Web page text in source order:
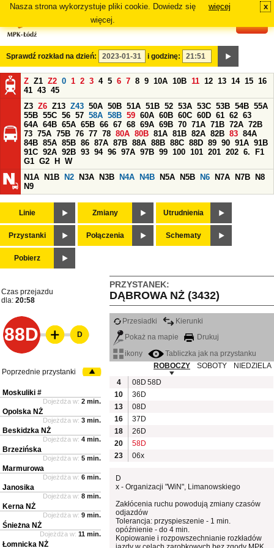
Nasza strona wykorzystuje pliki cookie. Dowiedz się
więcej.
więcej x
Sprawdź rozkład na dzień: i godzinę:
Z Z1 Z2 0 1 2 3 4 5 6 7 8 9 10A 10B 11 12 13 14 15 16
41 43 45
Z3 Z6 Z13 Z43 50A 50B 51A 51B 52 53A 53C 53B 54B 55A
55B 55C 56 57 58A 58B 59 60A 60B 60C 60D 61 62 63
64A 64B 65A 65B 66 67 68 69A 69B 70 71A 71B 72A 72B
73 75A 75B 76 77 78 80A 80B 81A 81B 82A 82B 83 84A
84B 85A 85B 86 87A 87B 88A 88B 88C 88D 89 90 91A 91B
91C 92A 92B 93 94 96 97A 97B 99 100 101 201 202 6.
F1
G1 G2 H
W
N1A
N1B N2 N3A N3B N4A N4B N5A N5B N6 N7A N7B
N8
N9
Linie Zmiany Utrudnienia
Przystanki Połączenia Schematy
Pobierz
PRZYSTANEK:
DĄBROWA NŻ (3432)
Czas przejazdu
dla: 20:58
88D
Przesiadki
Kierunki
Pokaż na mapie
Drukuj
ikony
Tabliczka jak na przystanku
ROBOCZY
SOBOTY
NIEDZIELA
4
08D 58D
10
36D
13
08D
16
37D
18
26D
20
58D
23
06x
D
x - Organizacji "WiN", Limanowskiego
Zakłócenia ruchu powodują zmiany czasów
odjazdów
Tolerancja: przyspieszenie - 1 min.
opóźnienie - do 4 min.
Kopiowanie i rozpowszechnianie rozkładów
D
Poprzednie przystanki
Moskuliki #
Dojeżdża w: 2 min.
Opolska NŻ
Dojeżdża w: 3 min.
Beskidzka NŻ
Dojeżdża w: 4 min.
Brzezińska
Dojeżdża w: 5 min.
Marmurowa
Dojeżdża w: 6 min.
Janosika
Dojeżdża w: 8 min.
Kerna NŻ
Dojeżdża w: 9 min.
Śnieżna NŻ
Dojeżdża w: 11 min.
Łomnicka NŻ